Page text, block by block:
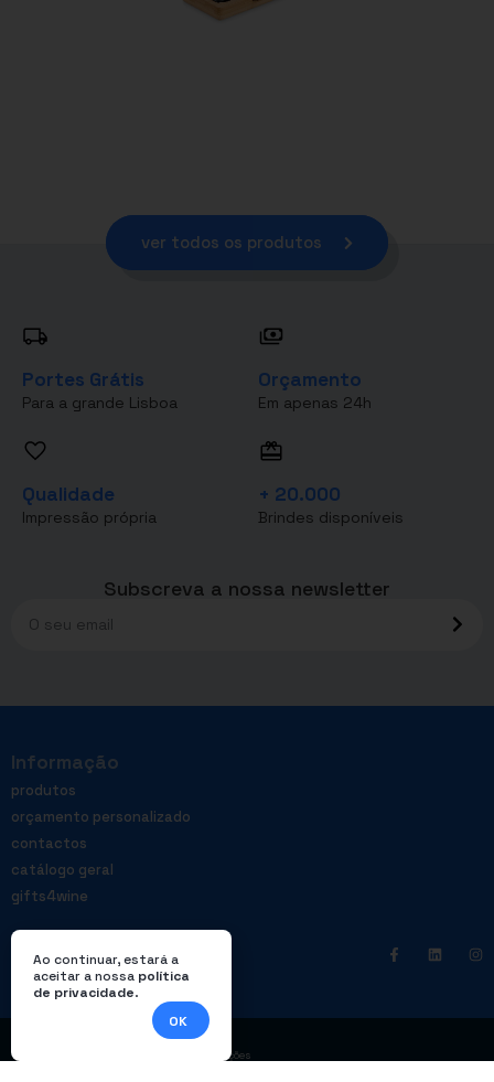
ver todos os produtos
Portes Grátis
Para a grande Lisboa
Orçamento
Em apenas 24h
Qualidade
Impressão própria
+ 20.000
Brindes disponíveis
Subscreva a nossa newsletter
Informação
produtos
orçamento personalizado
contactos
catálogo geral
gifts4wine
Livro de reclamações
Ao continuar, estará a
aceitar a nossa política
de privacidade.
OK